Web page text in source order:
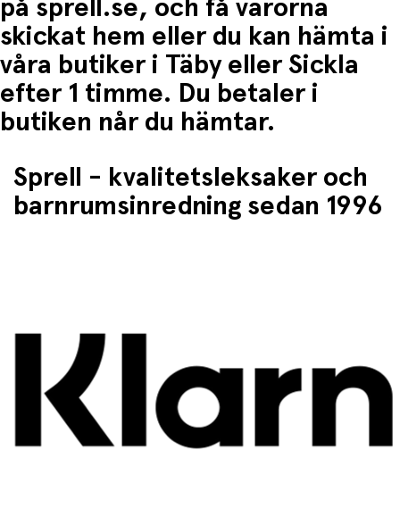
• finmotorik
• koncentration
• rit- och skrivfärdigheter
Perfekt hemma och på resan
Praktisk aktivitet för små tecknare.
hemma
• Håller barnen engagerade på ett roligt sätt
på sprell.se, och få varorna
skickat hem eller du kan hämta i
våra butiker i Täby eller Sickla
efter 1 timme. Du betaler i
butiken når du hämtar.
Sprell - kvalitetsleksaker och
barnrumsinredning sedan 1996